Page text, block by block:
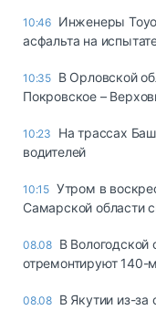
10:46 Инженеры
асфальта на
10:35 В Орловской
Покровское –
10:23
На трассах
водителей
10:15 Утром в
Самарской области
08.08 В Вологодской
отремонтируют 140-
08.08 В Якутии из-за